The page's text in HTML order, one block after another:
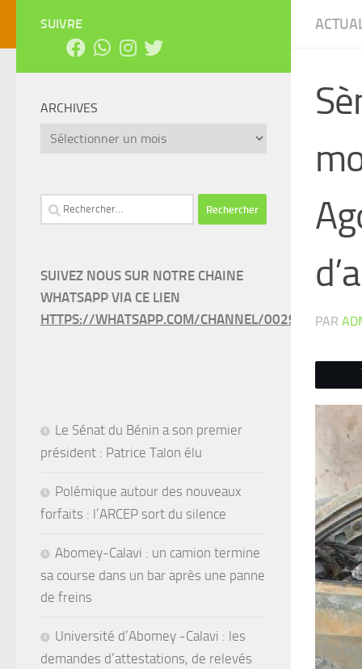
PAR
SUIVRE
ARCHIVES
Archives
Rechercher :
SUIVEZ NOUS SUR NOTRE CHAINE
WHATSAPP VIA CE LIEN
HTTPS://WHATSAPP.COM/CHANNEL/
Le Sénat du Bénin a son premier
président : Patrice Talon élu
Polémique autour des nouveaux
forfaits : l’ARCEP sort du silence
Abomey-Calavi : un camion termine
sa course dans un bar après une panne
de freins
Université d’Abomey -Calavi : les
demandes d’attestations, de relevés